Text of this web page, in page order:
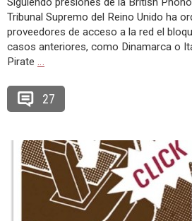
Tribunal Supremo del Reino Unido ha
proveedores de acceso a la red el
casos anteriores, como Dinamarca o
Pirate …
27